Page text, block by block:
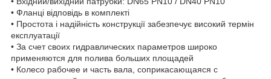
• Фланці відповідь в комплекті
• Простота і надійність конструкції забезпечує високий термін
експлуатації
• За счет своих гидравлических параметров широко
применяются для полива больших площадей
• Колесо рабочее и часть вала, соприкасающаяся с